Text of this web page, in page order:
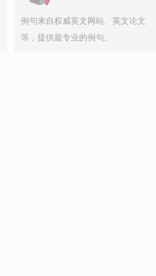
例句来自权威英文网站、英文论文
等，提供最专业的例句。